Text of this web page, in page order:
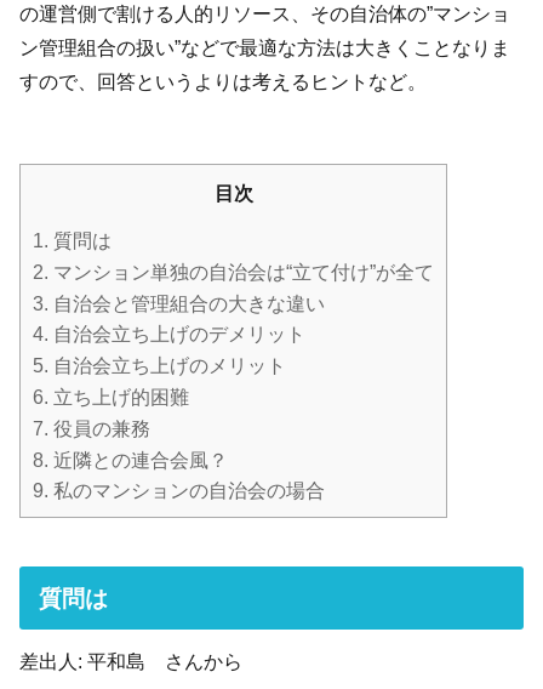
の運営側で割ける人的リソース、その自治体の”マンショ
ン管理組合の扱い”などで最適な方法は大きくことなりま
すので、回答というよりは考えるヒントなど。
目次
1. 質問は
2. マンション単独の自治会は“立て付け”が全て
3. 自治会と管理組合の大きな違い
4. 自治会立ち上げのデメリット
5. 自治会立ち上げのメリット
6. 立ち上げ的困難
7. 役員の兼務
8. 近隣との連合会風？
9. 私のマンションの自治会の場合
質問は
差出人: 平和島 さんから